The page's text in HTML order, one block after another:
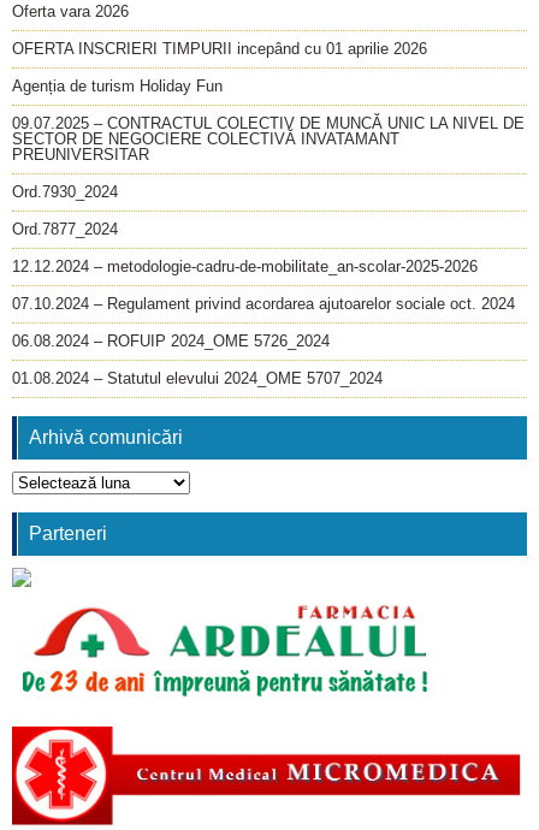
Oferta vara 2026
OFERTA INSCRIERI TIMPURII incepând cu 01 aprilie 2026
Agenția de turism Holiday Fun
09.07.2025 – CONTRACTUL COLECTIV DE MUNCĂ UNIC LA NIVEL DE
SECTOR DE NEGOCIERE COLECTIVĂ INVATAMANT
PREUNIVERSITAR
Ord.7930_2024
Ord.7877_2024
12.12.2024 – metodologie-cadru-de-mobilitate_an-scolar-2025-2026
07.10.2024 – Regulament privind acordarea ajutoarelor sociale oct. 2024
06.08.2024 – ROFUIP 2024_OME 5726_2024
01.08.2024 – Statutul elevului 2024_OME 5707_2024
Arhivă comunicări
Arhivă
comunicări
Parteneri